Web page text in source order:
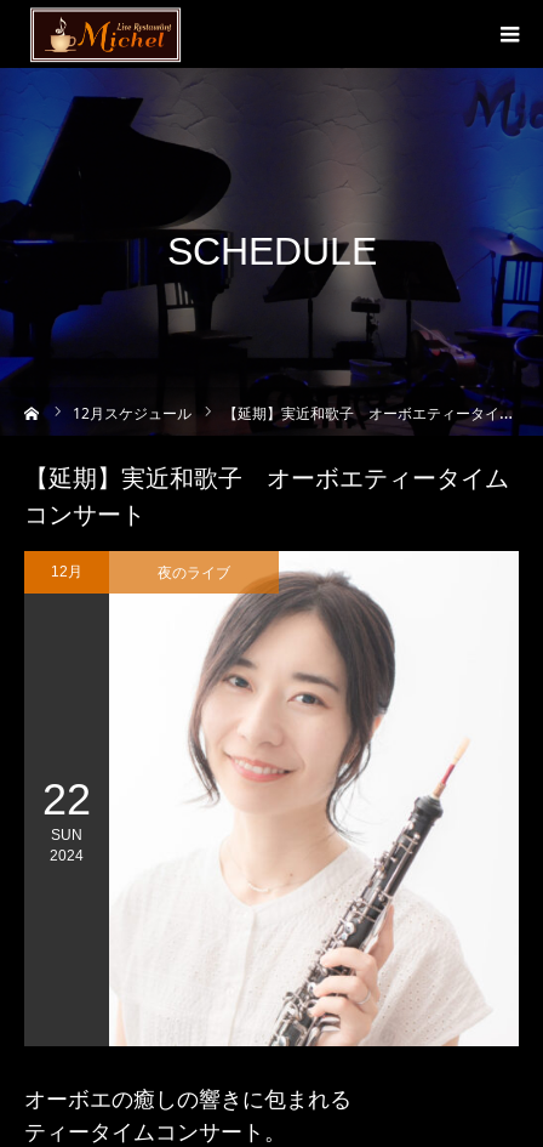
SCHEDULE
12月スケジュール 【延期】実近和歌子 オーボエティータイムコンサート
【延期】実近和歌子 オーボエティータイム
コンサート
12月
22
SUN
2024
夜のライブ
オーボエの癒しの響きに包まれる
ティータイムコンサート。